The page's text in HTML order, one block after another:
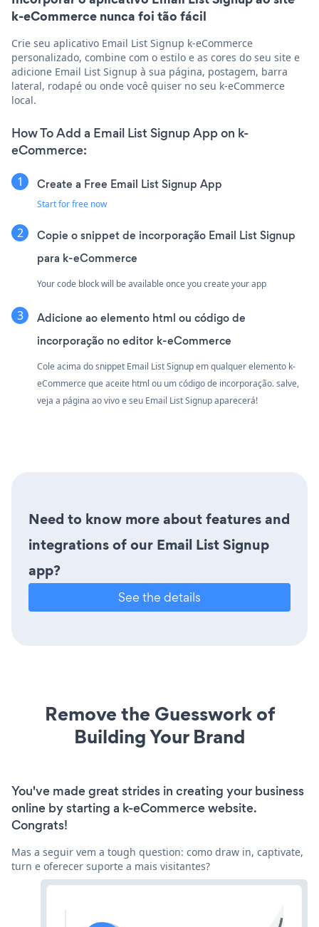
k-eCommerce nunca foi tão fácil
Crie seu aplicativo Email List Signup k-eCommerce
personalizado, combine com o estilo e as cores do seu site e
adicione Email List Signup à sua página, postagem, barra
lateral, rodapé ou onde você quiser no seu k-eCommerce
local.
How To Add a Email List Signup App on k-
eCommerce:
Create a Free Email List Signup App
Start for free now
Copie o snippet de incorporação Email List Signup
para k-eCommerce
Your code block will be available once you create your app
Adicione ao elemento html ou código de
incorporação no editor k-eCommerce
Cole acima do snippet Email List Signup em qualquer elemento k-
eCommerce que aceite html ou um código de incorporação. salve,
veja a página ao vivo e seu Email List Signup aparecerá!
Need to know more about features and
integrations of our Email List Signup
app?
See the details
Remove the Guesswork of
Building Your Brand
You've made great strides in creating your business
online by starting a k-eCommerce website.
Congrats!
Mas a seguir vem a tough question: como draw in, captivate,
turn e oferecer suporte a mais visitantes?